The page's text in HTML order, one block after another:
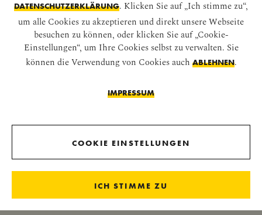
APP HERUNTERLADEN
IMPERIALE NEUIGKEITEN
DATENSCHUTZERKLÄRUNG. Klicken Sie auf „Ich stimme zu“,
um alle Cookies zu akzeptieren und direkt unsere Webseite
besuchen zu können, oder klicken Sie auf „Cookie-
Einstellungen“, um Ihre Cookies selbst zu verwalten. Sie
können die Verwendung von Cookies auch ABLEHNEN.
IMPRESSUM
COOKIE EINSTELLUNGEN
ICH STIMME ZU